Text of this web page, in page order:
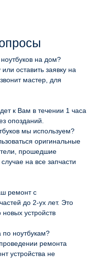
на дом?
оставить заявку на
мастер, для
к Вам в течении 1 часа
опозданий.
мы используем?
оригинальные
прошедшие
на все запчасти
ремонт с
до 2-ух лет. Это
устройств
по ноутбукам?
ремонта
устройства не